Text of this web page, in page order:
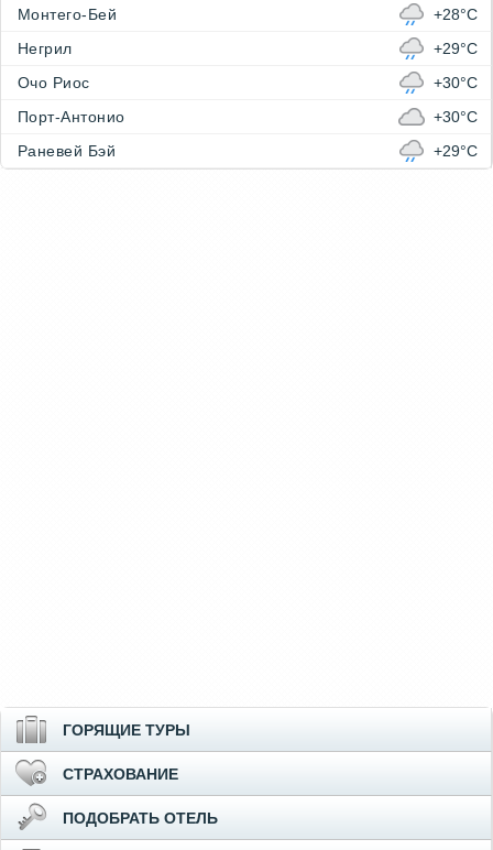
Монтего-Бей
+28°C
Негрил
+29°C
Очо Риос
+30°C
Порт-Антонио
+30°C
Раневей Бэй
+29°C
ГОРЯЩИЕ ТУРЫ
СТРАХОВАНИЕ
ПОДОБРАТЬ ОТЕЛЬ